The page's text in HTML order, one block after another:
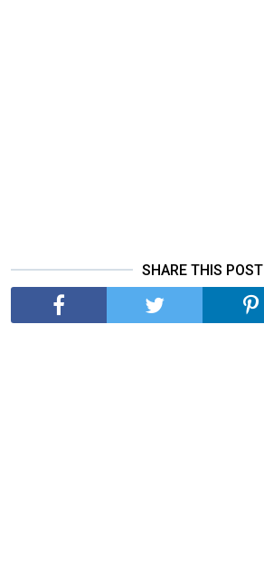
SHARE THIS POST